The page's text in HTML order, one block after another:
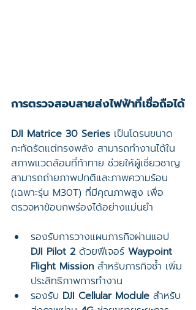
การตรวจสอบสายส่งไฟฟ้าที่เชื่อถือได้
DJI Matrice 30 Series เป็นโดรนขนาด
กะทัดรัดแต่ทรงพลัง สามารถทำงานได้ใน
สภาพแวดล้อมที่ท้าทาย ช่วยให้ผู้เชี่ยวชาญ
สามารถถ่ายภาพปกติและภาพความร้อน
(เฉพาะรุ่น M30T) ที่มีคุณภาพสูง เพื่อ
ตรวจหาข้อบกพร่องได้อย่างแม่นยำ
รองรับการวางแผนภารกิจผ่านแอป
DJI Pilot 2 ด้วยฟีเจอร์ Waypoint
Flight Mission สำหรับภารกิจซ้ำ เพิ่ม
ประสิทธิภาพการทำงาน
รองรับ DJI Cellular Module สำหรับ